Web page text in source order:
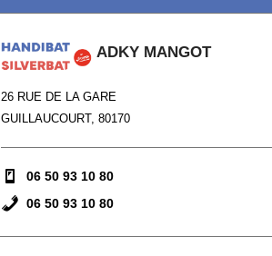
ADKY MANGOT
26 RUE DE LA GARE
GUILLAUCOURT, 80170
06 50 93 10 80
06 50 93 10 80